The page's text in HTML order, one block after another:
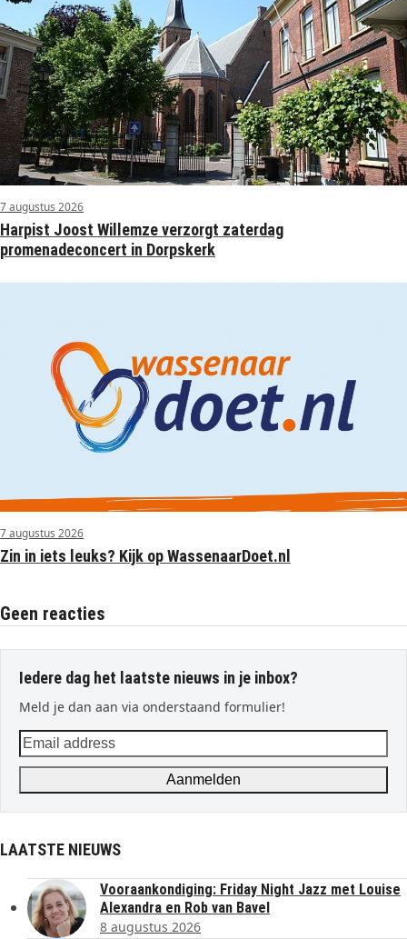
7 augustus 2026
Harpist Joost Willemze verzorgt zaterdag
promenadeconcert in Dorpskerk
7 augustus 2026
Zin in iets leuks? Kijk op WassenaarDoet.nl
Geen reacties
Iedere dag het laatste nieuws in je inbox?
Meld je dan aan via onderstaand formulier!
Email
address
Aanmelden
LAATSTE NIEUWS
Vooraankondiging: Friday Night Jazz met Louise
Alexandra en Rob van Bavel
8 augustus 2026